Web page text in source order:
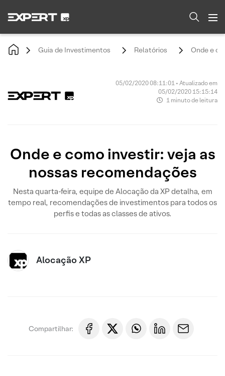
Guia de Investimentos Relatórios Onde e
05/02/2020 08:11:01 • Atualizado em
05/02/2020 15:15:14
1 minuto de leitura
Onde e como investir: veja as
nossas recomendações
Nesta quarta-feira, equipe de Alocação da XP detalha, em
tempo real, recomendações de investimentos para todos os
perfis e todas as classes de ativos.
Alocação XP
Compartilhar: